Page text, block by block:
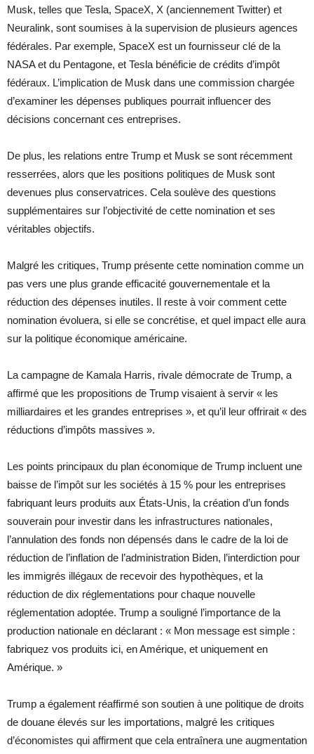
Musk, telles que Tesla, SpaceX, X (anciennement Twitter) et
Neuralink, sont soumises à la supervision de plusieurs agences
fédérales. Par exemple, SpaceX est un fournisseur clé de la
NASA et du Pentagone, et Tesla bénéficie de crédits d’impôt
fédéraux. L’implication de Musk dans une commission chargée
d’examiner les dépenses publiques pourrait influencer des
décisions concernant ces entreprises.
De plus, les relations entre Trump et Musk se sont récemment
resserrées, alors que les positions politiques de Musk sont
devenues plus conservatrices. Cela soulève des questions
supplémentaires sur l’objectivité de cette nomination et ses
véritables objectifs.
Malgré les critiques, Trump présente cette nomination comme un
pas vers une plus grande efficacité gouvernementale et la
réduction des dépenses inutiles. Il reste à voir comment cette
nomination évoluera, si elle se concrétise, et quel impact elle aura
sur la politique économique américaine.
La campagne de Kamala Harris, rivale démocrate de Trump, a
affirmé que les propositions de Trump visaient à servir « les
milliardaires et les grandes entreprises », et qu’il leur offrirait « des
réductions d’impôts massives ».
Les points principaux du plan économique de Trump incluent une
baisse de l’impôt sur les sociétés à 15 % pour les entreprises
fabriquant leurs produits aux États-Unis, la création d’un fonds
souverain pour investir dans les infrastructures nationales,
l’annulation des fonds non dépensés dans le cadre de la loi de
réduction de l’inflation de l’administration Biden, l’interdiction pour
les immigrés illégaux de recevoir des hypothèques, et la
réduction de dix réglementations pour chaque nouvelle
réglementation adoptée. Trump a souligné l’importance de la
production nationale en déclarant : « Mon message est simple :
fabriquez vos produits ici, en Amérique, et uniquement en
Amérique. »
Trump a également réaffirmé son soutien à une politique de droits
de douane élevés sur les importations, malgré les critiques
d’économistes qui affirment que cela entraînera une augmentation